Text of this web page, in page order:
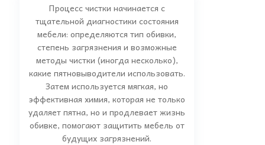
Процесс чистки начинается с
тщательной диагностики состояния
мебели: определяются тип обивки,
степень загрязнения и возможные
методы чистки (иногда несколько),
какие пятновыводители использовать.
Затем используется мягкая, но
эффективная химия, которая не только
удаляет пятна, но и продлевает жизнь
обивке, помогают защитить мебель от
будущих загрязнений.